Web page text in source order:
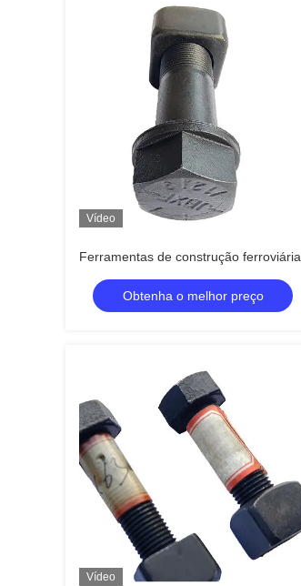
Vídeo
Ferramentas de construção ferroviária
Obtenha o melhor preço
Vídeo